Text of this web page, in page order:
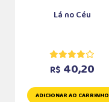
Lá no Céu
R$ 40,20
ADICIONAR AO CARRINHO